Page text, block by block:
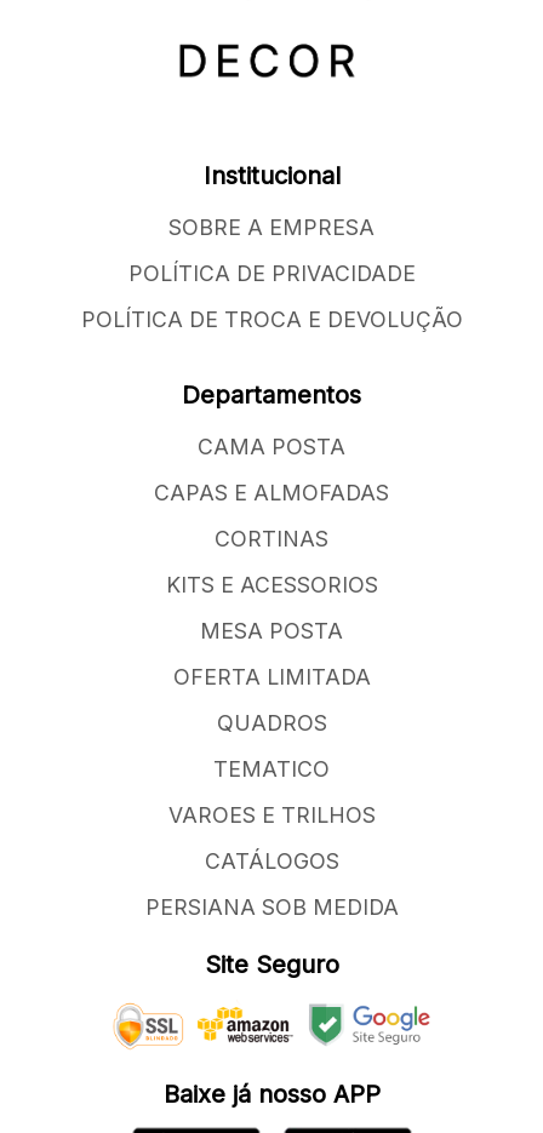
Institucional
SOBRE A EMPRESA
POLÍTICA DE PRIVACIDADE
POLÍTICA DE TROCA E DEVOLUÇÃO
Departamentos
CAMA POSTA
CAPAS E ALMOFADAS
CORTINAS
KITS E ACESSORIOS
MESA POSTA
OFERTA LIMITADA
QUADROS
TEMATICO
VAROES E TRILHOS
CATÁLOGOS
PERSIANA SOB MEDIDA
Site Seguro
Baixe já nosso APP